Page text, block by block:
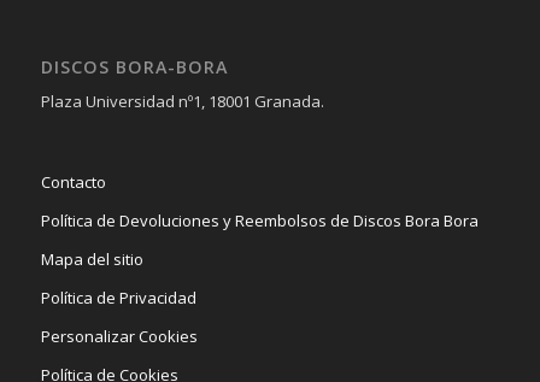
DISCOS BORA-BORA
Plaza Universidad nº1, 18001 Granada.
Contacto
Política de Devoluciones y Reembolsos de Discos Bora Bora
Mapa del sitio
Política de Privacidad
Personalizar Cookies
Política de Cookies